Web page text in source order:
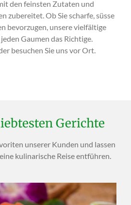
den feinsten Zutaten und
zubereitet. Ob Sie scharfe, süsse
bevorzugen, unsere vielfältige
Gaumen das Richtige.
besuchen Sie uns vor Ort.
Gerichte
unserer Kunden und lassen
kulinarische Reise entführen.